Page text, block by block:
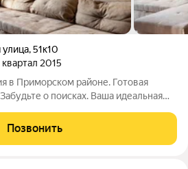
улица,51к10
квартал 2015
в Приморском районе. Готовая
о поисках. Ваша идеальная
где каждая деталь создана для
Позвонить